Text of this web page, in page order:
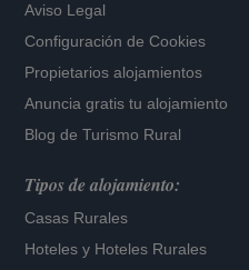
Aviso Legal
Configuración de Cookies
Propietarios alojamientos
Anuncia gratis tu alojamiento
Blog de Turismo Rural
Tipos de alojamiento:
Casas Rurales
Hoteles y Hoteles Rurales